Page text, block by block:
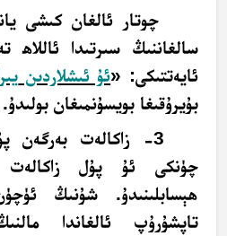
چوتار ئالغان كىشى
سالغاننىڭ سىرتىدا ئاللاھ
ئايەتتىكى: «ئۇ ئىشلاردىن
بۇيرۇقىغا بويسۇنمىغان بولىدۇ.
3- زاكالەت بەرگەن
چۈنكى ئۇ پۇل زاكالەت
ھېسابلىنىدۇ. شۇنىڭ
تاپشۇرۇپ ئالغاندا